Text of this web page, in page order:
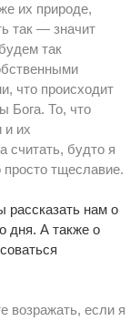
их природе,
так — значит
так
что происходит
Бога. То, что
и их
считать, будто я
тщеславие.
нам о
дня. А также о
возражать, если я